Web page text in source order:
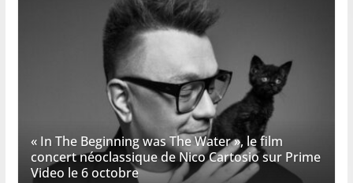
« In The Beginning was The Water », le film
concert néoclassique de Nico Cartosio sur Prime
Video le 6 octobre